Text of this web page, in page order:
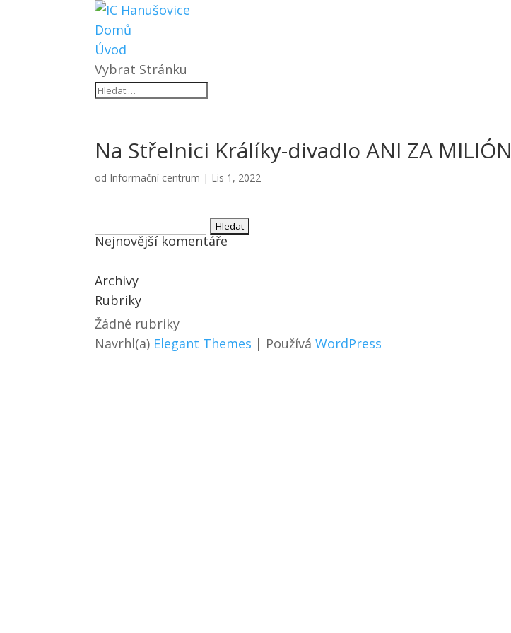
Domů
Úvod
Vybrat Stránku
Na Střelnici Králíky-divadlo ANI ZA MILIÓN
od Informační centrum | Lis 1, 2022
Vyhledávání
Nejnovější komentáře
Archivy
Rubriky
Žádné rubriky
Navrhl(a) Elegant Themes | PoužíváWordPress